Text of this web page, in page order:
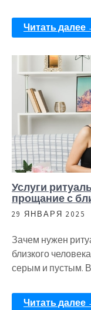
Читать далее
Услуги
прощание с
29 ЯНВАРЯ 2025
Зачем нужен
близкого
серым и пустым.
Читать далее